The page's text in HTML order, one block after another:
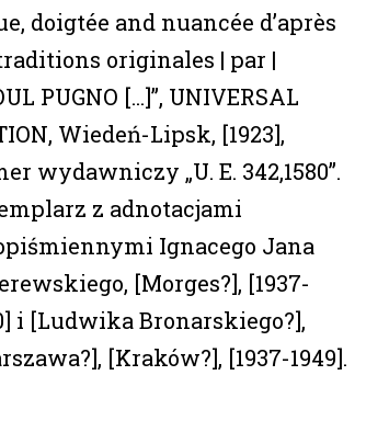
doigtée and nuancée d’après
originales | par |
PUGNO [...]”, UNIVERSAL
Wiedeń-Lipsk, [1923],
wydawniczy „U. E. 342,1580”.
z adnotacjami
Ignacego Jana
[Morges?], [1937-
i [Ludwika Bronarskiego?],
[Kraków?], [1937-1949].